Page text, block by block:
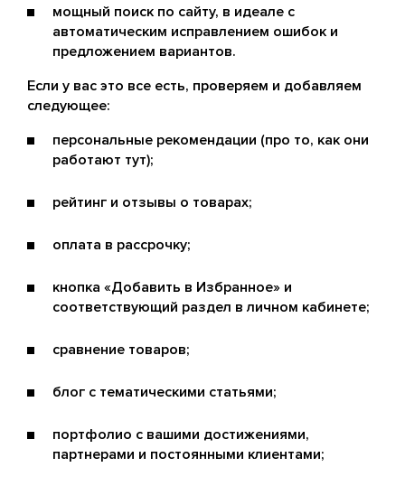
мощный поиск по сайту, в идеале с
автоматическим исправлением ошибок и
предложением вариантов.
Если у вас это все есть, проверяем и добавляем
следующее:
персональные рекомендации (про то, как они
работают тут);
рейтинг и отзывы о товарах;
оплата в рассрочку;
кнопка «Добавить в Избранное» и
соответствующий раздел в личном кабинете;
сравнение товаров;
блог с тематическими статьями;
портфолио с вашими достижениями,
партнерами и постоянными клиентами;